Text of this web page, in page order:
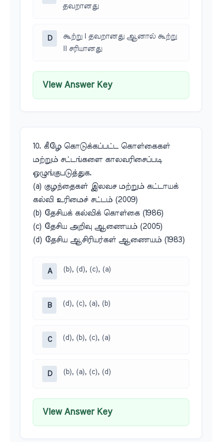
தவறானது
D
கூற்று I தவறானது ஆனால் கூற்று
II சரியானது
View Answer Key
10. கீழே கொடுக்கப்பட்ட கொள்கைகள்
மற்றும் சட்டங்களை காலவரிசைப்படி
ஒழுங்குபடுத்துக.
(a) குழந்தைகள் இலவச மற்றும் கட்டாயக்
கல்வி உரிமைச் சட்டம் (2009)
(b) தேசியக் கல்விக் கொள்கை (1986)
(c) தேசிய அறிவு ஆணையம் (2005)
(d) தேசிய ஆசிரியர்கள் ஆணையம் (1983)
A (b), (d), (c), (a)
B (d), (c), (a), (b)
C (d), (b), (c), (a)
D (b), (a), (c), (d)
View Answer Key